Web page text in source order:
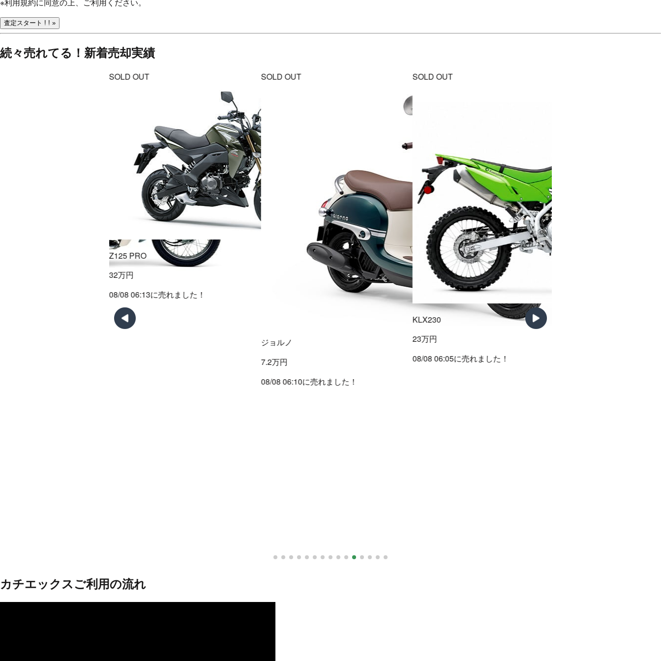
査定スタート ! ! »
続々売れてる！ 新着売却実績
SOLD OUT
Z125 PRO
32万円
08/08 06:13に売れました！
SOLD OUT
ジョルノ
7.2万円
08/08 06:10に売れました！
SOLD OUT
KLX230
23万円
08/08 06:05に売れました！
カチエックスご利用の流れ